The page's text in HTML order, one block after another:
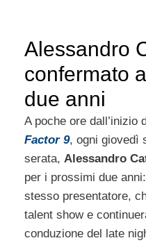
Alessandro
confermato
due anni
A poche ore
Factor 9, ogni giovedì
serata, Alessandro
per i prossimi due
stesso presentatore,
talent show e
conduzione del late